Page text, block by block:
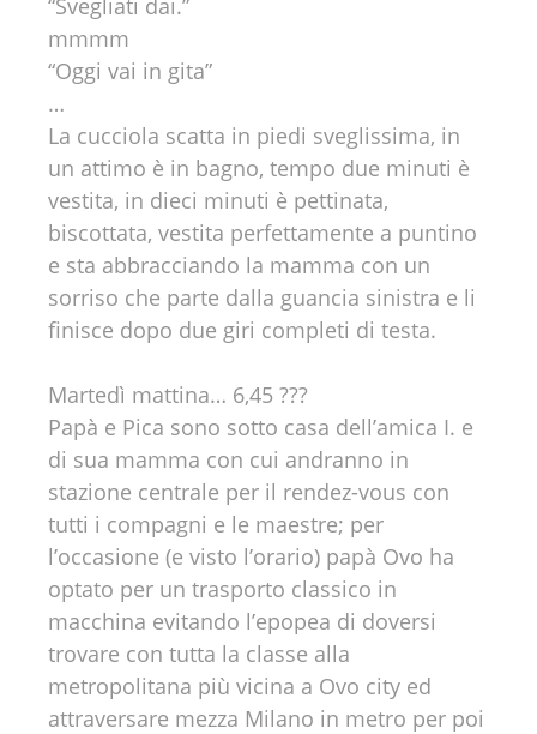
“Svegliati dai.”
mmmm
“Oggi vai in gita”
…
La cucciola scatta in piedi sveglissima, in
un attimo è in bagno, tempo due minuti è
vestita, in dieci minuti è pettinata,
biscottata, vestita perfettamente a puntino
e sta abbracciando la mamma con un
sorriso che parte dalla guancia sinistra e li
finisce dopo due giri completi di testa.
Martedì mattina… 6,45 ???
Papà e Pica sono sotto casa dell’amica I. e
di sua mamma con cui andranno in
stazione centrale per il rendez-vous con
tutti i compagni e le maestre; per
l’occasione (e visto l’orario) papà Ovo ha
optato per un trasporto classico in
macchina evitando l’epopea di doversi
trovare con tutta la classe alla
metropolitana più vicina a Ovo city ed
attraversare mezza Milano in metro per poi